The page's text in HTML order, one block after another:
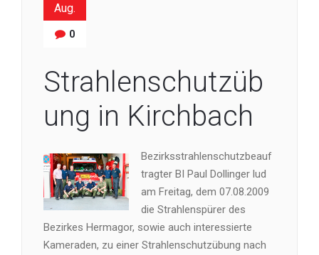
Aug.
0
Strahlenschutzüb
ung in Kirchbach
Bezirksstrahlenschutzbeauf
tragter BI Paul Dollinger lud
am Freitag, dem 07.08.2009
die Strahlenspürer des
Bezirkes Hermagor, sowie auch interessierte
Kameraden, zu einer Strahlenschutzübung nach